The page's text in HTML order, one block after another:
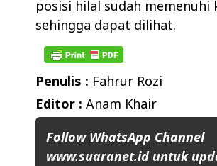
posisi hilal sudah
sehingga dapat dilihat.
Penulis : Fahrur Rozi
Editor : Anam Khair
Follow WhatsApp Channel
www.suaranet.id untuk